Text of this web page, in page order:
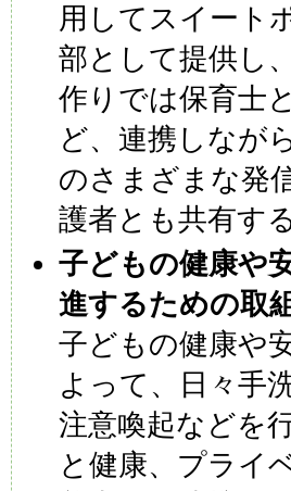
用してスイート
部として提供し
作りでは保育士
ど、連携しなが
のさまざまな発
護者とも共有す
子どもの健康や
進するための取
子どもの健康や
よって、日々手
注意喚起などを
と健康、プライ